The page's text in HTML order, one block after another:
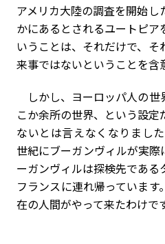
アメリカ大陸の調査を開始
かにあるとされるユートピア
いうことは、それだけで、
来事ではないということを含
しかし、ヨーロッパ人の世
こか余所の世界、という設定
ないとは言えなくなりまし
世紀にブーガンヴィルが実
ーガンヴィルは探検先であ
フランスに連れ帰っていま
在の人間がやって来たわけで